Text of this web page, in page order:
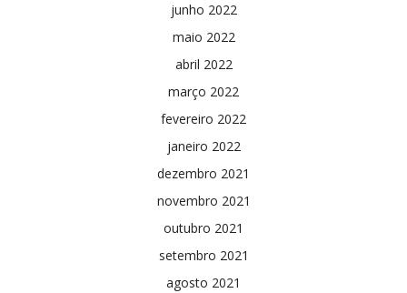
junho 2022
maio 2022
abril 2022
março 2022
fevereiro 2022
janeiro 2022
dezembro 2021
novembro 2021
outubro 2021
setembro 2021
agosto 2021